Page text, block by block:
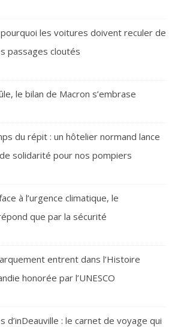
pourquoi les voitures doivent reculer de
passages cloutés
le bilan de Macron s’embrase
du répit : un hôtelier normand lance
solidarité pour nos pompiers
à l’urgence climatique, le
que par la sécurité
entrent dans l’Histoire
honorée par l’UNESCO
d’inDeauville : le carnet de voyage qui